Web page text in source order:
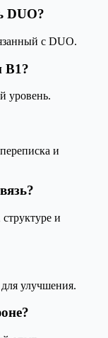
DUO?
с DUO.
B1?
уровень.
и
и
улучшения.